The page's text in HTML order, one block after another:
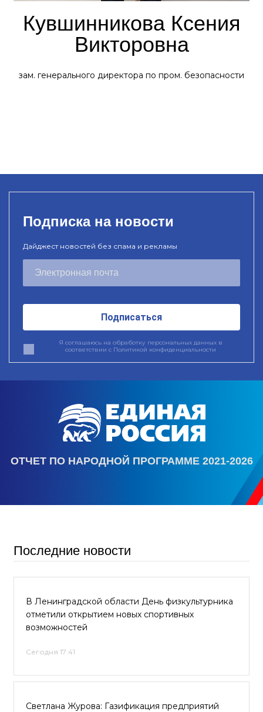
Кувшинникова Ксения
Викторовна
зам. генерального директора по пром. безопасности
Подписка на новости
Дайджест новостей без спама и рекламы
Подписаться
Я соглашаюсь на обработку персональных данных в
соответствии с Политикой конфиденциальности
ОТЧЕТ ПО НАРОДНОЙ ПРОГРАММЕ 2021-2026
Последние новости
В Ленинградской области День физкультурника
отметили открытием новых спортивных
возможностей
Сегодня 17:41
Светлана Журова: Газификация предприятий